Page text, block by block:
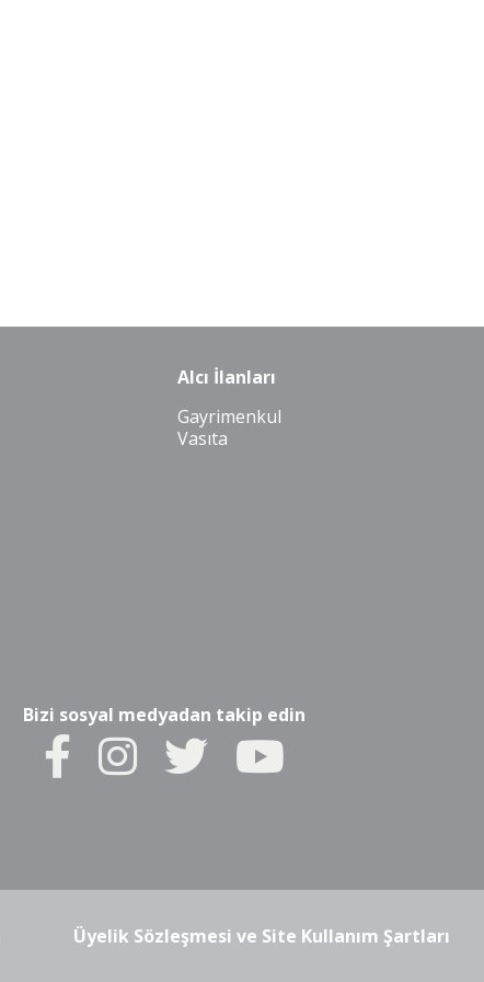
Alcı İlanları
Gayrimenkul
Vasıta
Bizi sosyal medyadan takip edin
Üyelik Sözleşmesi ve Site Kullanım Şartları